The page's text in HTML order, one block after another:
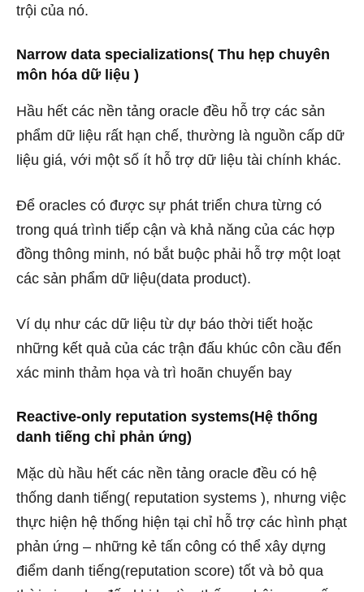
trội của nó.
Narrow data specializations( Thu hẹp chuyên
môn hóa dữ liệu )
Hầu hết các nền tảng oracle đều hỗ trợ các sản
phẩm dữ liệu rất hạn chế, thường là nguồn cấp dữ
liệu giá, với một số ít hỗ trợ dữ liệu tài chính khác.
Để oracles có được sự phát triển chưa từng có
trong quá trình tiếp cận và khả năng của các hợp
đồng thông minh, nó bắt buộc phải hỗ trợ một loạt
các sản phẩm dữ liệu(data product).
Ví dụ như các dữ liệu từ dự báo thời tiết hoặc
những kết quả của các trận đấu khúc côn cầu đến
xác minh thảm họa và trì hoãn chuyến bay
Reactive-only reputation systems(Hệ thống
danh tiếng chỉ phản ứng)
Mặc dù hầu hết các nền tảng oracle đều có hệ
thống danh tiếng( reputation systems ), nhưng việc
thực hiện hệ thống hiện tại chỉ hỗ trợ các hình phạt
phản ứng – những kẻ tấn công có thể xây dựng
điểm danh tiếng(reputation score) tốt và bỏ qua